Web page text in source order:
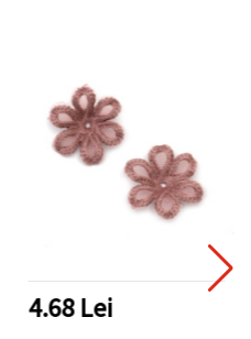
4.68 Lei